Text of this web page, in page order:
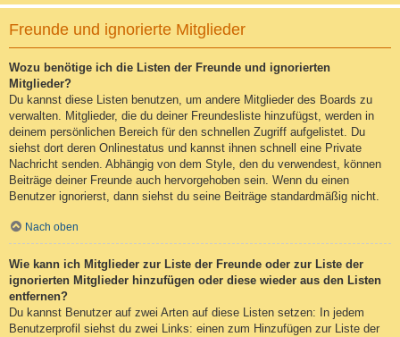
Freunde und ignorierte Mitglieder
Wozu benötige ich die Listen der Freunde und ignorierten
Mitglieder?
Du kannst diese Listen benutzen, um andere Mitglieder des Boards zu
verwalten. Mitglieder, die du deiner Freundesliste hinzufügst, werden in
deinem persönlichen Bereich für den schnellen Zugriff aufgelistet. Du
siehst dort deren Onlinestatus und kannst ihnen schnell eine Private
Nachricht senden. Abhängig von dem Style, den du verwendest, können
Beiträge deiner Freunde auch hervorgehoben sein. Wenn du einen
Benutzer ignorierst, dann siehst du seine Beiträge standardmäßig nicht.
Nach oben
Wie kann ich Mitglieder zur Liste der Freunde oder zur Liste der
ignorierten Mitglieder hinzufügen oder diese wieder aus den Listen
entfernen?
Du kannst Benutzer auf zwei Arten auf diese Listen setzen: In jedem
Benutzerprofil siehst du zwei Links: einen zum Hinzufügen zur Liste der